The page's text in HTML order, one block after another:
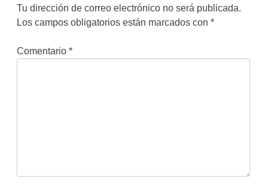
Tu dirección de correo electrónico no será publicada.
Los campos obligatorios están marcados con *
Comentario *